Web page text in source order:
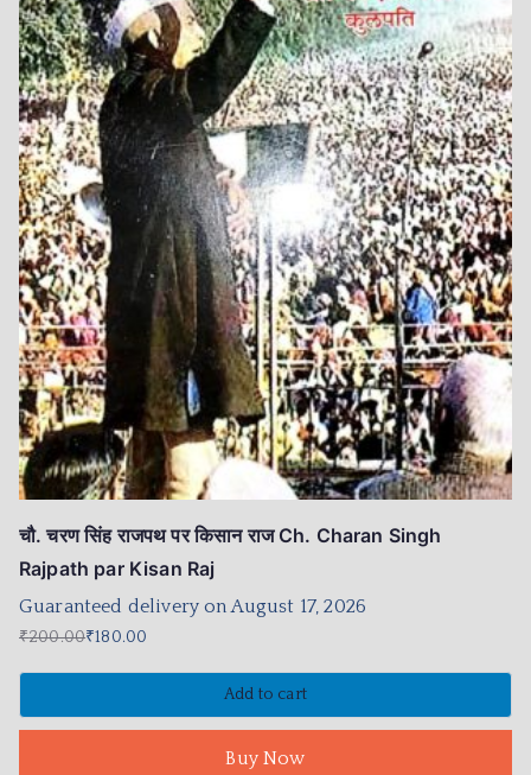
चौ. चरण सिंह राजपथ पर किसान राज Ch. Charan Singh
Rajpath par Kisan Raj
Guaranteed delivery on August 17, 2026
₹200.00₹180.00
Add to cart
Buy Now